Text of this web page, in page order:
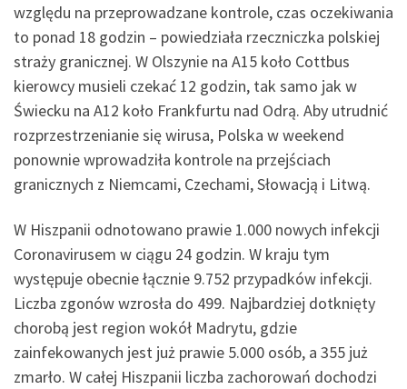
względu na przeprowadzane kontrole, czas oczekiwania
to ponad 18 godzin – powiedziała rzeczniczka polskiej
straży granicznej. W Olszynie na A15 koło Cottbus
kierowcy musieli czekać 12 godzin, tak samo jak w
Świecku na A12 koło Frankfurtu nad Odrą. Aby utrudnić
rozprzestrzenianie się wirusa, Polska w weekend
ponownie wprowadziła kontrole na przejściach
granicznych z Niemcami, Czechami, Słowacją i Litwą.
W Hiszpanii odnotowano prawie 1.000 nowych infekcji
Coronavirusem w ciągu 24 godzin. W kraju tym
występuje obecnie łącznie 9.752 przypadków infekcji.
Liczba zgonów wzrosła do 499. Najbardziej dotknięty
chorobą jest region wokół Madrytu, gdzie
zainfekowanych jest już prawie 5.000 osób, a 355 już
zmarło. W całej Hiszpanii liczba zachorowań dochodzi